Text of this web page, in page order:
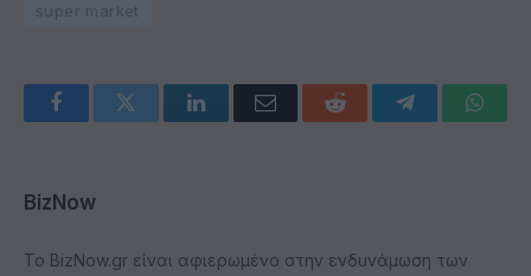
super market
FacebookTwitter LinkedInEmail Reddit Telegram
BizNow
Το BizNow.gr είναι αφιερωμένο στην ενδυνάμωση των